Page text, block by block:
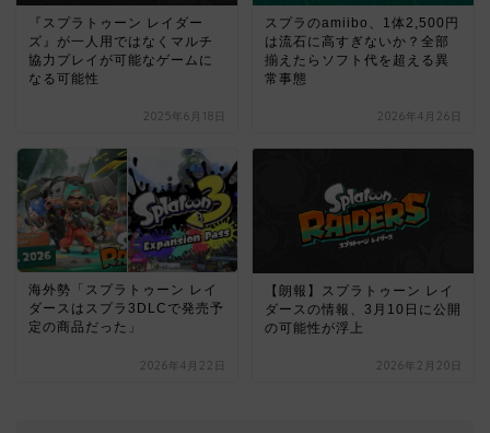
『スプラトゥーン レイダー
ズ』が一人用ではなくマルチ
協力プレイが可能なゲームに
なる可能性
2025年6月18日
スプラのamiibo、1体2,500円
は流石に高すぎないか？全部
揃えたらソフト代を超える異
常事態
2026年4月26日
海外勢「スプラトゥーン レイ
ダースはスプラ3DLCで発売予
定の商品だった」
2026年4月22日
【朗報】スプラトゥーン レイ
ダースの情報、3月10日に公開
の可能性が浮上
2026年2月20日